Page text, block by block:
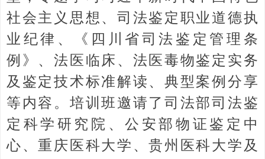
社会主义思想、司法鉴定职业道德执
业纪律、《四川省司法鉴定管理条
例》、法医临床、法医毒物鉴定实务
及鉴定技术标准解读、典型案例分享
等内容。培训班邀请了司法部司法鉴
定科学研究院、公安部物证鉴定中
心、重庆医科大学、贵州医科大学及